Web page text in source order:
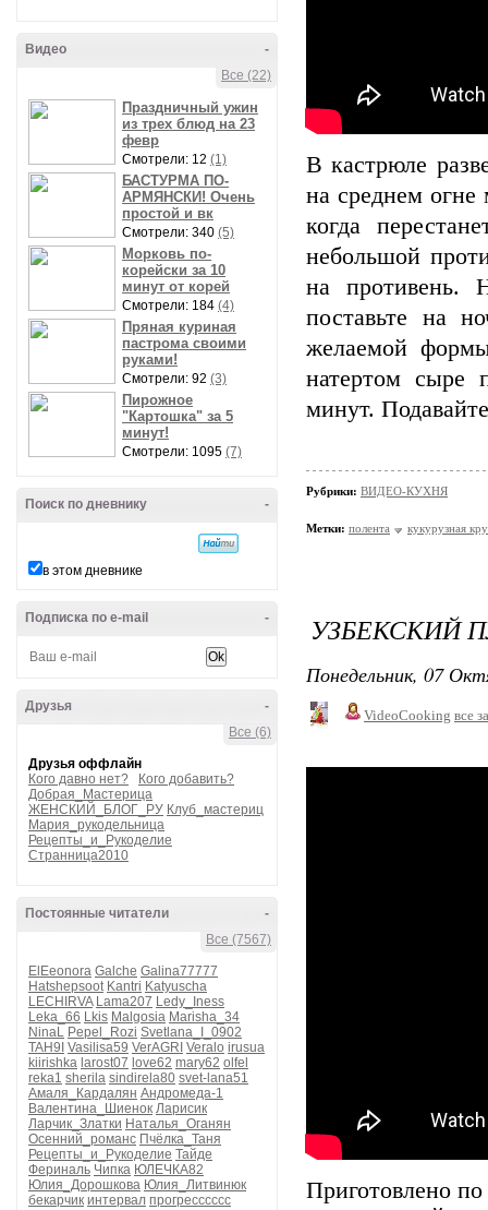
-
Видео
Все (22)
Праздничный ужин
из трех блюд на 23
февр
Смотрели: 12 (1)
БАСТУРМА ПО-
АРМЯНСКИ! Очень
простой и вк
Смотрели: 340 (5)
Морковь по-
корейски за 10
минут от корей
Смотрели: 184 (4)
Пряная куриная
пастрома своими
руками!
Смотрели: 92 (3)
Пирожное
"Картошка" за 5
минут!
Смотрели: 1095 (7)
-
Поиск по дневнику
в этом дневнике
-
Подписка по e-mail
-
Друзья
Все (6)
Друзья оффлайн
Кого давно нет?
Кого добавить?
Добрая_Мастерица
ЖЕНСКИЙ_БЛОГ_РУ Клуб_мастериц
Мария_рукодельница
Рецепты_и_Рукоделие
Странница2010
-
Постоянные читатели
Все (7567)
ElEeonora Galche Galina77777
Hatshepsoot Kantri Katyuscha
LECHIRVA Lama207 Ledy_Iness
Leka_66 Lkis Malgosia Marisha_34
NinaL Pepel_Rozi Svetlana_I_0902
TAH9I Vasilisa59 VerAGRI Veralo irusua
kiirishka larost07 love62 mary62 olfel
reka1 sherila sindirela80 svet-lana51
Амаля_Кардалян Андромеда-1
Валентина_Шиенок Ларисик
Ларчик_Златки Наталья_Оганян
Осенний_романс Пчёлка_Таня
Рецепты_и_Рукоделие Тайде
Фериналь Чипка ЮЛЕЧКА82
Юлия_Дорошкова Юлия_Литвинюк
бекарчик интервал прогресссссс
В кастрюле
на среднем
когда
небольшой
на противень.
поставьте на
желаемой
натертом сыре
минут.
Рубрики: ВИДЕО-КУХНЯ
Метки: полента кукурузная
УЗБЕКСКИЙ
Понедельник, 07
VideoCooking все
Приготовлено